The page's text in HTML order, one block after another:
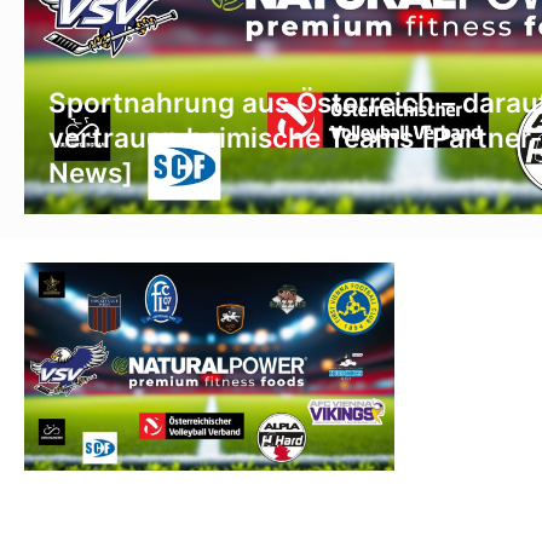
Sportnahrung aus Österreich –
vertrauen heimische Teams [Partner-
News]